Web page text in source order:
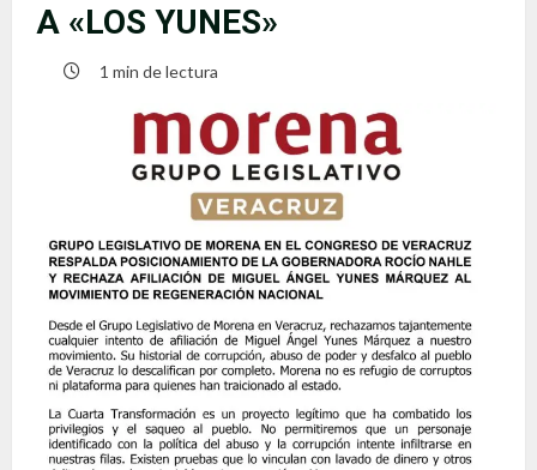
A «LOS YUNES»
1 min de lectura